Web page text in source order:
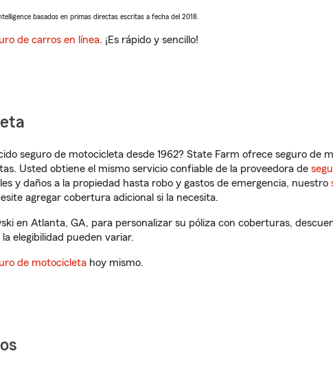
basados en primas directas escritas a fecha del 2018.
de carros en línea. ¡Es rápido y sencillo!
seguro de motocicleta desde 1962? State Farm ofrece seguro de
Usted obtiene el mismo servicio confiable de la proveedora de
y daños a la propiedad hasta robo y gastos de emergencia, nuestro
agregar cobertura adicional si la necesita.
en Atlanta, GA, para personalizar su póliza con coberturas,
elegibilidad pueden variar.
de motocicleta hoy mismo.